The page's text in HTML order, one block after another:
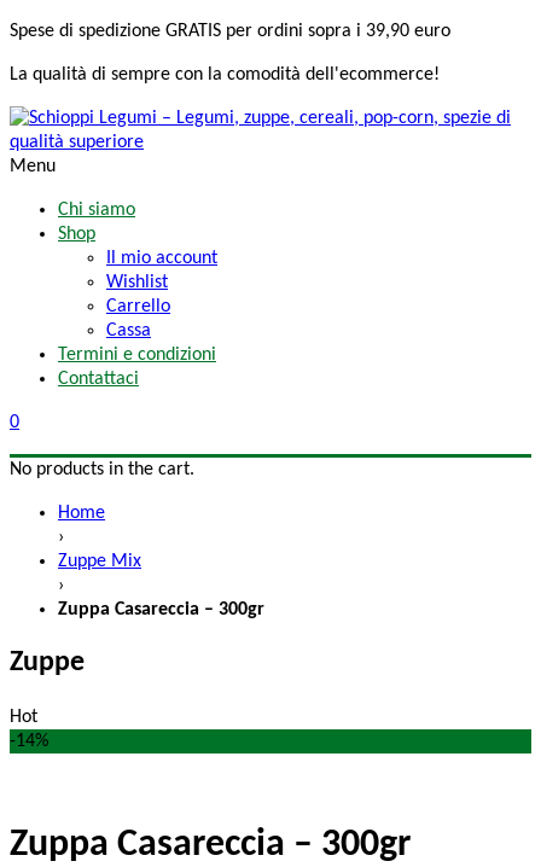
Spese di spedizione GRATIS per ordini sopra i 39,90 euro
La qualità di sempre con la comodità dell'ecommerce!
Menu
Chi siamo
Shop
Il mio account
Wishlist
Carrello
Cassa
Termini e condizioni
Contattaci
0
No products in the cart.
Home
›
Zuppe Mix
›
Zuppa Casareccia – 300gr
Zuppe
Hot
-14%
Zuppa Casareccia – 300gr